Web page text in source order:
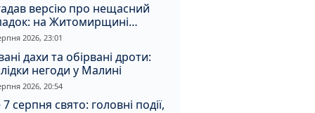
версію про нещасний
на Житомирщині
чоловіка за вбивство
2026, 23:01
дахи та обірвані дроти:
негоди у Малині
2026, 20:54
серпня свято: головні події,